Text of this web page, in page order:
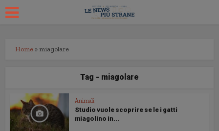
Home » miagolare
Tag - miagolare
Animali
Studio vuole scoprire se le i gatti
miagolino in...